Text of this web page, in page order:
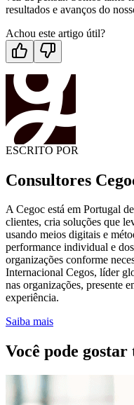
resultados e avanços do
Achou este artigo útil?
ESCRITO POR
Consultores
A Cegoc está em Portugal
clientes, cria soluções que
usando meios digitais e
performance individual e
organizações conforme
Internacional Cegos, líder
nas organizações, presente
experiência.
Saiba mais
Você pode gostar